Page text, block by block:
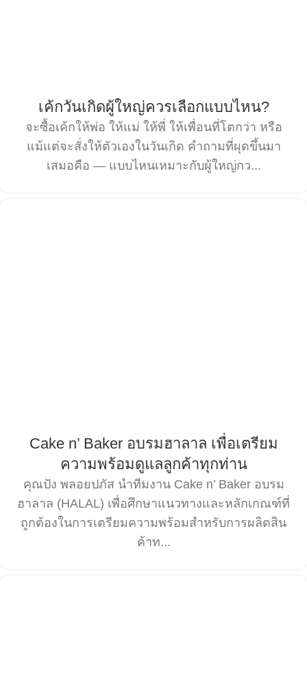
เค้กวันเกิดผู้ใหญ่ควรเลือกแบบไหน?
จะซื้อเค้กให้พ่อ ให้แม่ ให้พี่ ให้เพื่อนที่โตกว่า หรือ
แม้แต่จะสั่งให้ตัวเองในวันเกิด คำถามที่ผุดขึ้นมา
เสมอคือ — แบบไหนเหมาะกับผู้ใหญ่กว...
Cake n’ Baker อบรมฮาลาล เพื่อเตรียม
ความพร้อมดูแลลูกค้าทุกท่าน
คุณปัง พลอยปภัส นำทีมงาน Cake n’ Baker อบรม
ฮาลาล (HALAL) เพื่อศึกษาแนวทางและหลักเกณฑ์ที่
ถูกต้องในการเตรียมความพร้อมสำหรับการผลิตสิน
ค้าท...